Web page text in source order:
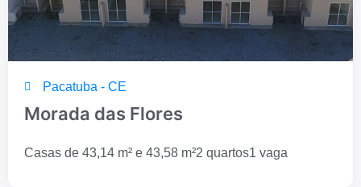
Pacatuba - CE
Morada das Flores
Casas de 43,14 m² e 43,58 m²2 quartos1 vaga